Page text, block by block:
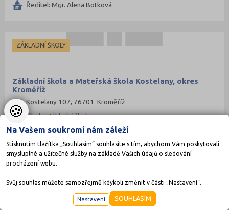
Ředitel: Mgr. Alena Botková
ZÁKLADNÍ ŠKOLY
Základní škola a Mateřská škola Kostelany, okres
Kroměříž
Kostelany 107, 76701 Kroměříž
Druh školy: Základní škola
Ředitel: Mgr. Jaromír Mikeš
ZÁKLADNÍ ŠKOLY
Základní škola a Mateřská škola Kroměříž, F. Vančury
🍪
Na Vašem soukromí nám záleží
Stisknutím tlačítka „Souhlasím“ souhlasíte s tím, abychom Vám poskytovali
smysluplné a užitečné služby na základě Vašich údajů o sledování
procházení webu.
Svůj souhlas můžete samozřejmě kdykoli změnit v části „Nastavení“.
Nastavení SOUHLASÍM